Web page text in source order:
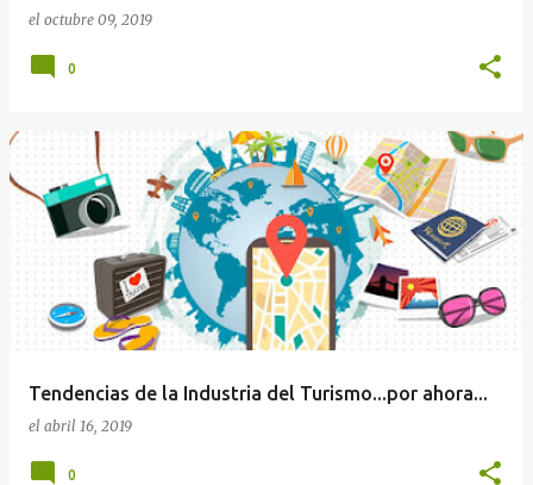
el octubre 09, 2019
0
Tendencias de la Industria del Turismo...por ahora...
el abril 16, 2019
0